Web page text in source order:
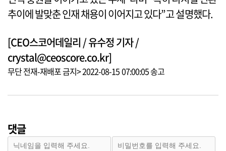
추이에 발맞춘 인재 채용이 이어지고 있다”고 설명했다.
[CEO스코어데일리 / 유수정 기자 /
crystal@ceoscore.co.kr]
무단 전재-재배포 금지> 2022-08-15 07:00:05 송고
댓글